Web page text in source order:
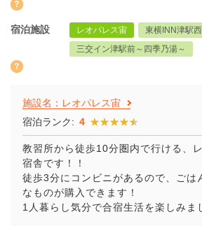
宿泊施設 レオパレス宙
東横INN津駅
三交イン津駅前～四季乃湯～
施設名：レオパレス宙
宿泊ランク: 4 ★★★★★
★★★★★
教習所から徒歩10分圏内で行ける、
宿舎です！！
徒歩3分にコンビニがあるので、ごは
なものが購入できます！
1人暮らし気分で合宿生活を楽しみま